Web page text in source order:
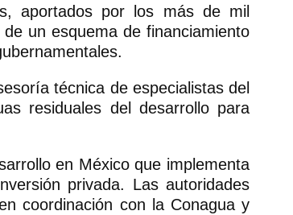
aportados por los más de mil
un esquema de financiamiento
técnica de especialistas del
residuales del desarrollo para
en México que implementa
privada. Las autoridades
coordinación con la Conagua y